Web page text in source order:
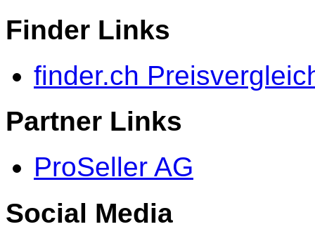
Finder Links
finder.ch
Partner Links
ProSeller AG
Social Media